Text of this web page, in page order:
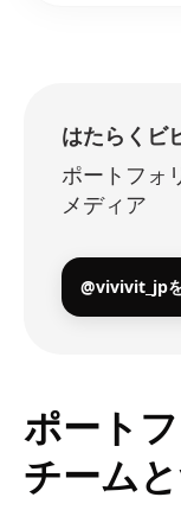
はたらくビ
ポートフォ
メディア
@vivivit_jp
ポート
チーム